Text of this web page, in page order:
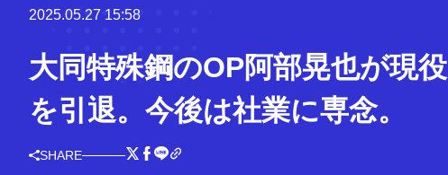
2025.05.27 15:58
大同特殊鋼のOP阿部晃也が現役
を引退。今後は社業に専念。
SHARE